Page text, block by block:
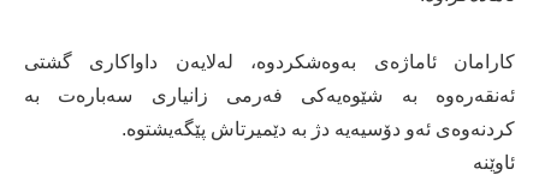
كارامان ئاماژەی بەوەشكردوە، لەلایەن داواكاری گشتی
ئەنقەرەوە بە شێوەیەكی فەرمی زانیاری سەبارەت بە
كردنەوەی ئەو دۆسیەیە دژ بە دێمیرتاش پێگەیشتوە.
ئاوێنە